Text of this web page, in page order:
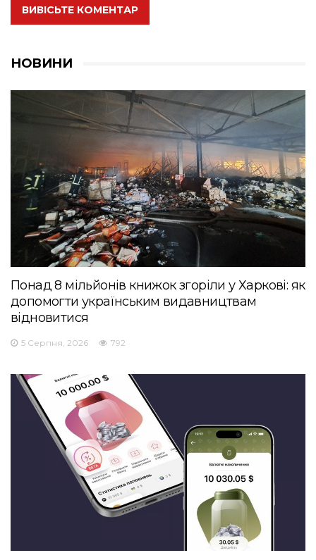
ВИВІСЬТЕ КОМЕНТАР
НОВИНИ
Понад 8 мільйонів книжок згоріли у Харкові: як
допомогти українським видавництвам
відновитися
5 Серпня, 2026 792